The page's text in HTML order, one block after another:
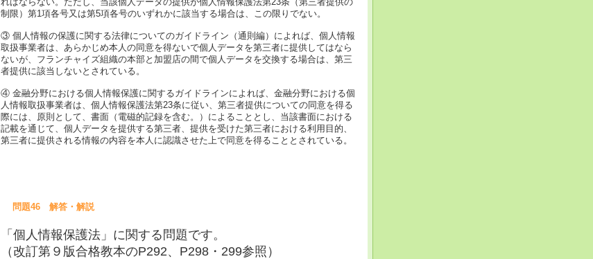
制限）第1項各号又は第5項各号のいずれかに該当する場合は、この限りでない。
③ 個人情報の保護に関する法律についてのガイドライン（通則編）によれば、個人情報
取扱事業者は、あらかじめ本人の同意を得ないで個人データを第三者に提供してはなら
ないが、フランチャイズ組織の本部と加盟店の間で個人データを交換する場合は、第三
者提供に該当しないとされている。
④ 金融分野における個人情報保護に関するガイドラインによれば、金融分野における個
人情報取扱事業者は、個人情報保護法第23条に従い、第三者提供についての同意を得る
際には、原則として、書面（電磁的記録を含む。）によることとし、当該書面における
記載を通じて、個人データを提供する第三者、提供を受けた第三者における利用目的、
第三者に提供される情報の内容を本人に認識させた上で同意を得ることとされている。
問題46 解答・解説
「個人情報保護法」に関する問題です。
（改訂第９版合格教本のP292、P298・299参照）